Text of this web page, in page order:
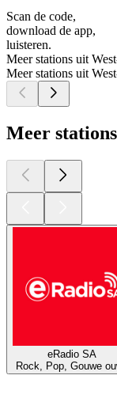
Scan de code,
download de app,
luisteren.
Meer stations uit
Meer stations uit
Meer
eRadio SA
Rock, Pop, Gouwe